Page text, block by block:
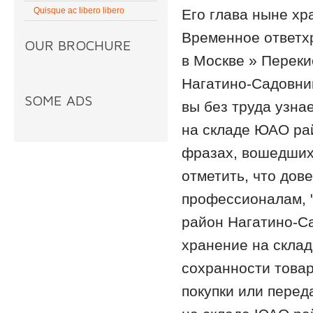
Quisque ac libero libero
OUR BROCHURE
SOME ADS
Его глава ныне
Временное
в Москве »
Нагатино-
вы без труда
на складе ЮАО
фразах,
отметить, что
профессионалам,
район Нагатино-
хранение на
сохранности
покупки или